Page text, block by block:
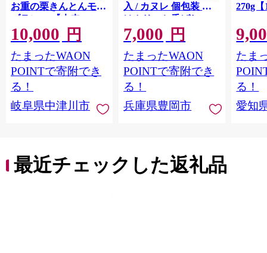
お重の栗きんとんモン
ブラン」 【未来のご
褒美】スイーツ 栗 モ
ンブラン くりきんと
ん デザート ご褒美 お
取り寄せ くり お菓子
10,000 円
たまったWAON
POINTで寄附でき
る！
岐阜県中津川市
入 / カヌレ 個包装 外
はカリッと香ばしい
中はもっちり ラム酒
バニラ お取り寄せ ス
イーツ 焼き菓子 詰め
合わせ ホワイトデー
お返し 冷凍 手作り 化
粧箱入り ギフト TAS
BAKE
7,000 円
たまったWAON
POINTで寄附でき
る！
兵庫県豊岡市
270g【
たま
る！
愛知
最近チェックした返礼品